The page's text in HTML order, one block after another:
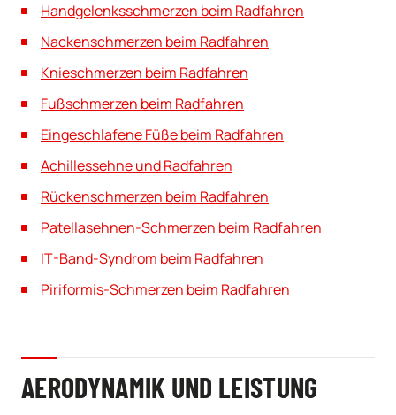
Handgelenksschmerzen beim Radfahren
Nackenschmerzen beim Radfahren
Knieschmerzen beim Radfahren
Fußschmerzen beim Radfahren
Eingeschlafene Füße beim Radfahren
Achillessehne und Radfahren
Rückenschmerzen beim Radfahren
Patellasehnen-Schmerzen beim Radfahren
IT-Band-Syndrom beim Radfahren
Piriformis-Schmerzen beim Radfahren
AERODYNAMIK UND LEISTUNG